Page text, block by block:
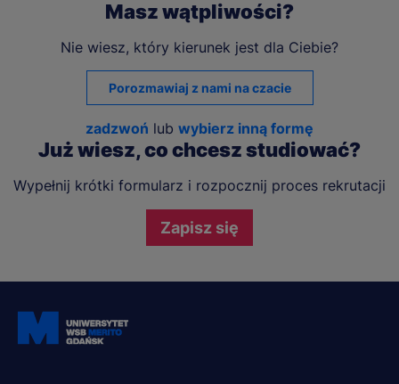
Masz wątpliwości?
Nie wiesz, który kierunek jest dla Ciebie?
Porozmawiaj z nami na czacie
zadzwoń lub wybierz inną formę
Już wiesz, co chcesz studiować?
Wypełnij krótki formularz i rozpocznij proces rekrutacji
Zapisz się